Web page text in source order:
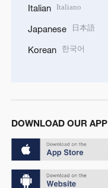
Italian Italiano
Japanese 日本語
Korean 한국어
DOWNLOAD OUR APP